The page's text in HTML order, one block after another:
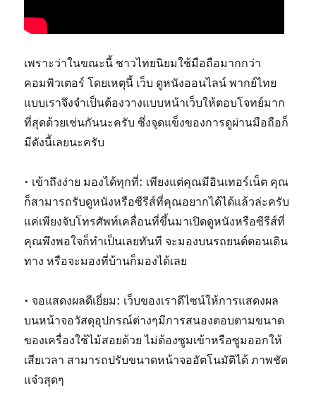
เพราะว่าในขณะนี้ ชาวไทยนิยมใช้มือถือมากกว่า
คอมพิวเตอร์ โดยเหตุนี้ เว็บ ดูหนังออนไลน์ พากย์ไทย
แบบเราจึงจำเป็นต้องวางแบบหน้าเว็บให้ตอบโจทย์มาก
ที่สุดด้วยเช่นกันนะครับ ซึ่งจุดแข็งของการดูผ่านมือถือก็
มีดังนี้เลยนะครับ
• เข้าถึงง่าย มองได้ทุกที่: เพียงแต่คุณมีอินเทอร์เน็ต คุณ
ก็สามารถรับดูหนังหรือซีรีส์ที่คุณอยากได้ได้แล้วล่ะครับ
แค่เพียงจับโทรศัพท์เคลื่อนที่ขึ้นมาเปิดดูหนังหรือซีรีส์ที่
คุณพึงพอใจก็ทำเป็นเลยทันที จะมองบนรถยนต์ตอนเดิน
ทาง หรือจะมองที่บ้านก็มองได้เลย
• จอแสดงผลดีเยี่ยม: เว็บของเราดีไซน์ให้การแสดงผล
บนหน้าจอวัสดุอุปกรณ์ต่างๆมีการสนองตอบตามขนาด
ของเครื่องใช้ไม้สอยด้วย ไม่ต้องซูมเข้าหรือซูมออกให้
เสียเวลา สามารถปรับขนาดหน้าจออัตโนมัติได้ ภาพชัด
แจ๋วสุดๆ